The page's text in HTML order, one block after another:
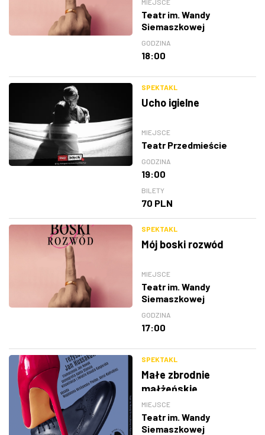
MIEJSCE
Teatr im. Wandy
Siemaszkowej
GODZINA
18:00
SPEKTAKL
Ucho igielne
MIEJSCE
Teatr Przedmieście
GODZINA
19:00
BILETY
70 PLN
SPEKTAKL
Mój boski rozwód
MIEJSCE
Teatr im. Wandy
Siemaszkowej
GODZINA
17:00
SPEKTAKL
Małe zbrodnie
małżeńskie
MIEJSCE
Teatr im. Wandy
Siemaszkowej